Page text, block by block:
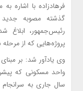
فرهادزاده با اشاره
گذشته مصوبه
رئیس‌جمهور،
پروژه‌هایی که از
واحد مسکونی که